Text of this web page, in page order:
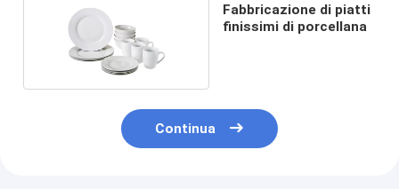
Fabbricazione di piatti
finissimi di porcellana
Continua